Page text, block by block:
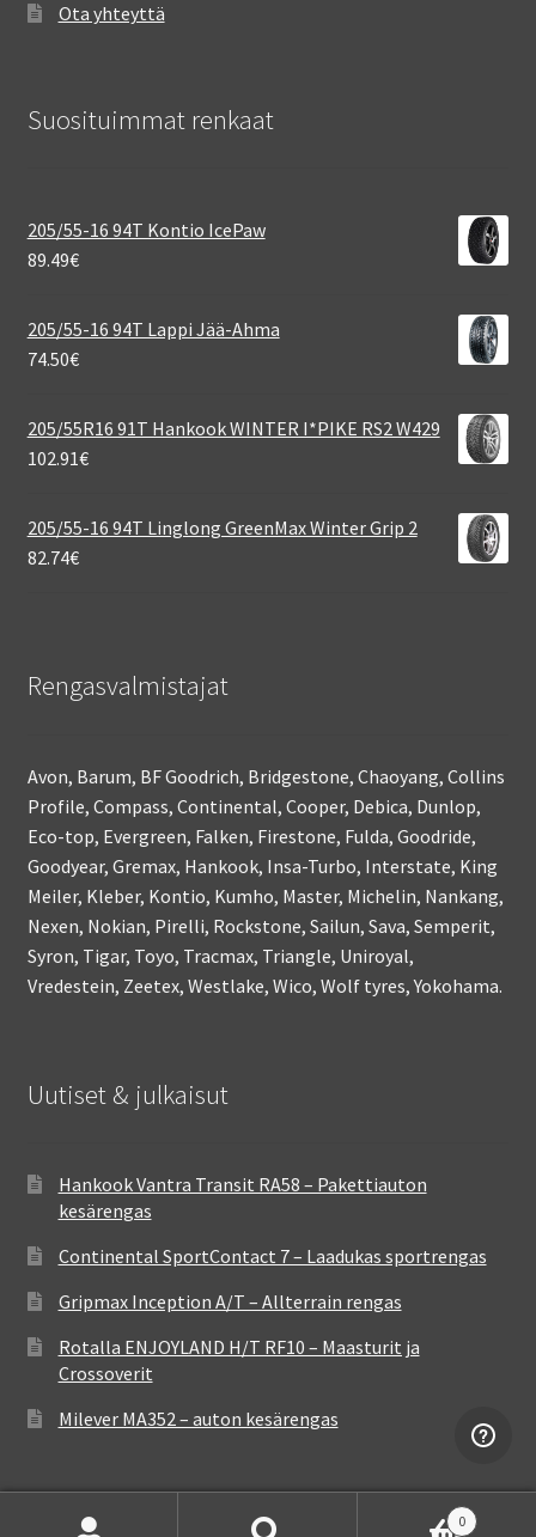
Ota yhteyttä
Suosituimmat renkaat
205/55-16 94T Kontio IcePaw
89.49€
205/55-16 94T Lappi Jää-Ahma
74.50€
205/55R16 91T Hankook WINTER I*PIKE RS2 W429
102.91€
205/55-16 94T Linglong GreenMax Winter Grip 2
82.74€
Rengasvalmistajat
Avon, Barum, BF Goodrich, Bridgestone, Chaoyang, Collins
Profile, Compass, Continental, Cooper, Debica, Dunlop,
Eco-top, Evergreen, Falken, Firestone, Fulda, Goodride,
Goodyear, Gremax, Hankook, Insa-Turbo, Interstate, King
Meiler, Kleber, Kontio, Kumho, Master, Michelin, Nankang,
Nexen, Nokian, Pirelli, Rockstone, Sailun, Sava, Semperit,
Syron, Tigar, Toyo, Tracmax, Triangle, Uniroyal,
Vredestein, Zeetex, Westlake, Wico, Wolf tyres, Yokohama.
Uutiset & julkaisut
Hankook Vantra Transit RA58 – Pakettiauton
kesärengas
Continental SportContact 7 – Laadukas sportrengas
Gripmax Inception A/T – Allterrain rengas
Rotalla ENJOYLAND H/T RF10 – Maasturit ja
Crossoverit
Milever MA352 – auton kesärengas
0